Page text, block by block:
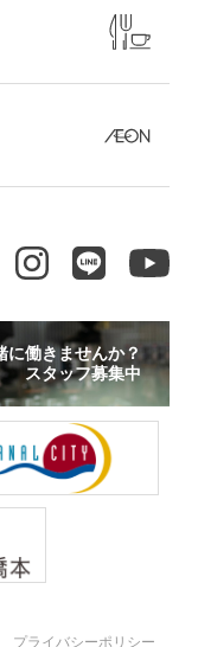
に働きませんか？
スタッフ募集中
プライバシーポリシー